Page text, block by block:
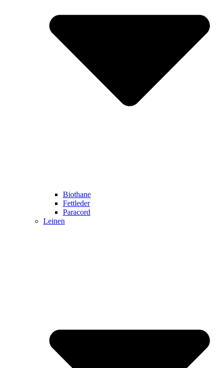
Biothane
Fettleder
Paracord
Leinen